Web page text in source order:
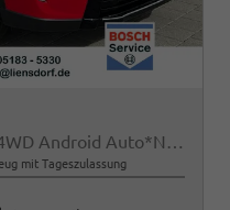
GL+ Comfort 1.4 MHEV AT 4WD Android Auto*Navi*SHZ*ACC*Kamera*Klimauto*LED*PrivacyGlas
mit Tageszulassung